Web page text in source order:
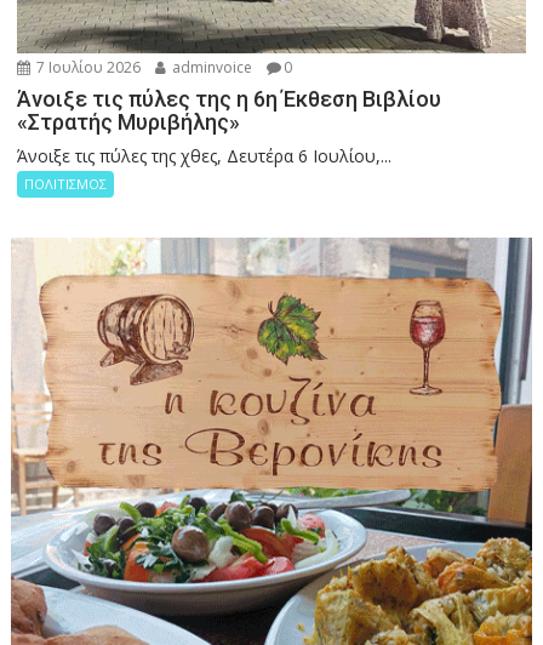
7 Ιουλίου 2026 adminvoice 0
Άνοιξε τις πύλες της η 6η Έκθεση Βιβλίου
«Στρατής Μυριβήλης»
Άνοιξε τις πύλες της χθες, Δευτέρα 6 Ιουλίου,...
ΠΟΛΙΤΙΣΜΟΣ